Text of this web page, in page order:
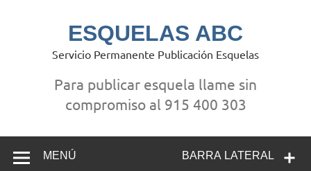
ESQUELAS ABC
Servicio Permanente Publicación Esquelas
Para publicar esquela llame sin
compromiso al 915 400 303
BARRA LATERAL
MENÚ